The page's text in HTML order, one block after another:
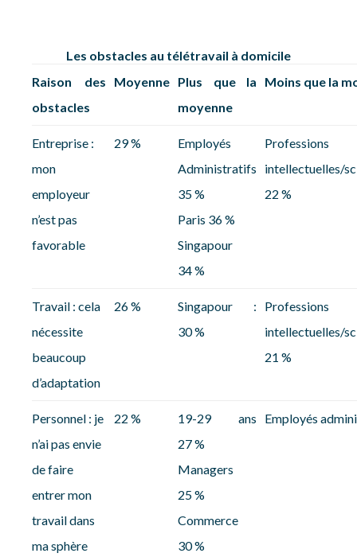
Les obstacles au télétravail à domicile
Raison des
obstacles
Moyenne Plus que la
moyenne
Moins que la
Entreprise :
mon
employeur
n’est pas
favorable
29 %
Employés
Administratifs
35 %
Paris 36 %
Singapour
34 %
Professions
intellectuelles/
22 %
Travail : cela
nécessite
beaucoup
d’adaptation
26 %
Singapour :
30 %
Professions
intellectuelles/
21 %
Personnel : je
n’ai pas envie
de faire
entrer mon
travail dans
ma sphère
22 %
19-29 ans
27 %
Managers
25 %
Commerce
30 %
Employés